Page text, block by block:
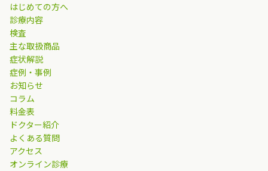
はじめての方へ
診療内容
検査
主な取扱商品
症状解説
症例・事例
お知らせ
コラム
料金表
ドクター紹介
よくある質問
アクセス
オンライン診療